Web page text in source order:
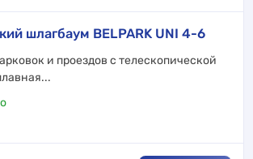
шлагбаум BELPARK UNI 4-6
и проездов с телескопической